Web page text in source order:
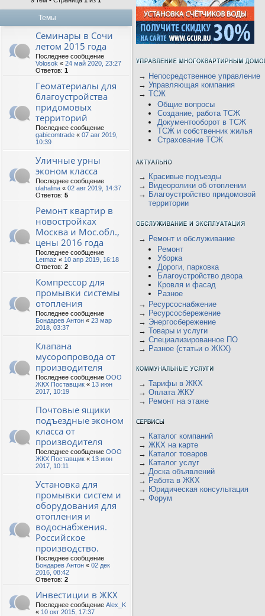
Темы
Семинары в Сочи
летом 2015 года
Последнее сообщение
Volosok « 24 май 2020, 23:27
Ответов: 1
Геоматериалы для
благоустройства
придомовых
территорий
Последнее сообщение
gabicomtrade « 07 авг 2019,
10:39
Уличные урны
эконом класса
Последнее сообщение
ulahalina « 02 авг 2019, 14:37
Ответов: 5
Ремонт квартир в
новостройках
Москва и Мос.обл.,
цены 2016 года
Последнее сообщение
Letmaz « 10 апр 2019, 16:18
Ответов: 2
Компрессор для
промывки системы
отопления
Последнее сообщение
Бондарев Антон « 23 мар
2018, 03:37
Клапана
мусоропровода от
производителя
Последнее сообщение ООО
ЖКХ Поставщик « 13 июн
2017, 10:19
Почтовые ящики
подъездные эконом
класса от
производителя
Последнее сообщение ООО
ЖКХ Поставщик « 13 июн
2017, 10:11
Установка для
промывки систем и
оборудования для
отопления и
водоснабжения.
Российское
производство.
Последнее сообщение
Бондарев Антон « 02 дек
2016, 08:42
Ответов: 2
Инвестиции в ЖКХ
Последнее сообщение Alex_K
« 10 окт 2015, 17:37
→ Непосредственное управление
→ Управляющая компания
→ ТСЖ
Общие вопросы
Создание, работа ТСЖ
Документооборот в ТСЖ
ТСЖ и собственник жилья
Страхование ТСЖ
→ Красивые подъезды
→ Видеоролики об отоплении
→ Благоустройство придомовой
территории
→ Ремонт и обслуживание
Ремонт
Уборка
Дороги, парковка
Благоустройство двора
Кровля и фасад
Разное
→ Ресурсоснабжение
→ Ресурсосбережение
→ Энергосбережение
→ Товары и услуги
→ Специализированное ПО
→ Разное (статьи о ЖКХ)
→ Тарифы в ЖКХ
→ Оплата ЖКУ
→ Ремонт на этаже
→ Каталог компаний
→ ЖКХ на карте
→ Каталог товаров
→ Каталог услуг
→ Доска объявлений
→ Работа в ЖКХ
→ Юридическая консультация
→ Форум